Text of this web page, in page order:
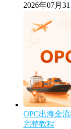
2026年07月31
OPC出海全
完整教程